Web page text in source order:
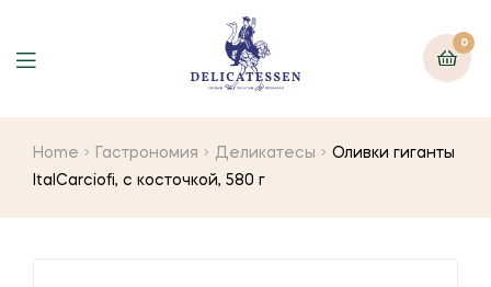
0
Home Гастрономия Деликатесы
Оливки гиганты
ItalCarciofi, с косточкой, 580 г